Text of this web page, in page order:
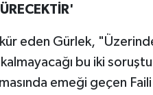
eden Gürlek,
bu iki
emeği geçen Faili